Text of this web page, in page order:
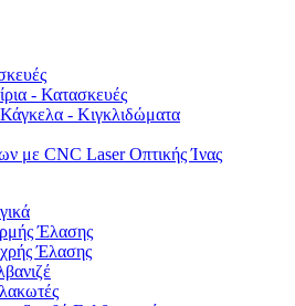
- Κατασκευές
- Κιγκλιδώματα
με CNC Laser Οπτικής Ίνας
Έλασης
Έλασης